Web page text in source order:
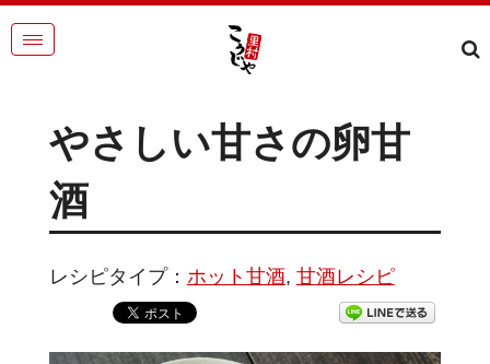
やさしい甘さの卵甘
酒
レシピタイプ： ホット甘酒, 甘酒レシピ